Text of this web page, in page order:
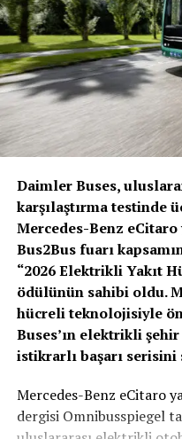
Ford Pro bütünsel bir
Ford Pro’nun Türkiye
Özgür Yücetürk, Ford
Yaşa’ diyerek yola
Daimler Buses,
karşılaştırma testinde
Mercedes-Benz
Bus2Bus fuarı
“2026 Elektrikli Yakıt
ödülünün sahibi oldu.
hücreli teknolojisiyle
Buses’ın elektrikli
istikrarlı başarı
Mercedes-Benz eCitaro
dergisi Omnibusspiegel